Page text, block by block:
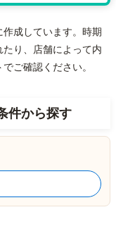
成しています。時期
り、店舗によって内
ご確認ください。
件から探す